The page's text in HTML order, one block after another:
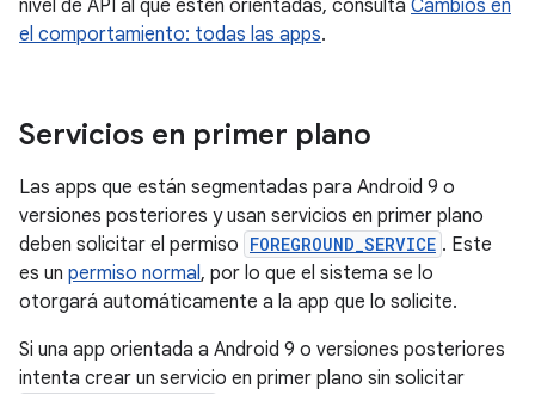
nivel de API al que estén orientadas, consulta Cambios en
el comportamiento: todas las apps.
Servicios en primer plano
Las apps que están segmentadas para Android 9 o
versiones posteriores y usan servicios en primer plano
deben solicitar el permiso FOREGROUND_SERVICE . Este
es un permiso normal, por lo que el sistema se lo
otorgará automáticamente a la app que lo solicite.
Si una app orientada a Android 9 o versiones posteriores
intenta crear un servicio en primer plano sin solicitar